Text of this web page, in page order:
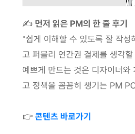
✍ 먼저 읽은 PM의 한 줄 후기
"쉽게 이해할 수 있도록 잘 작성
고 퍼블리 연간권 결제를 생각
예쁘게 만드는 것은 디자이너와
고 정책을 꼼꼼히 챙기는 PM
👉콘텐츠 바로가기